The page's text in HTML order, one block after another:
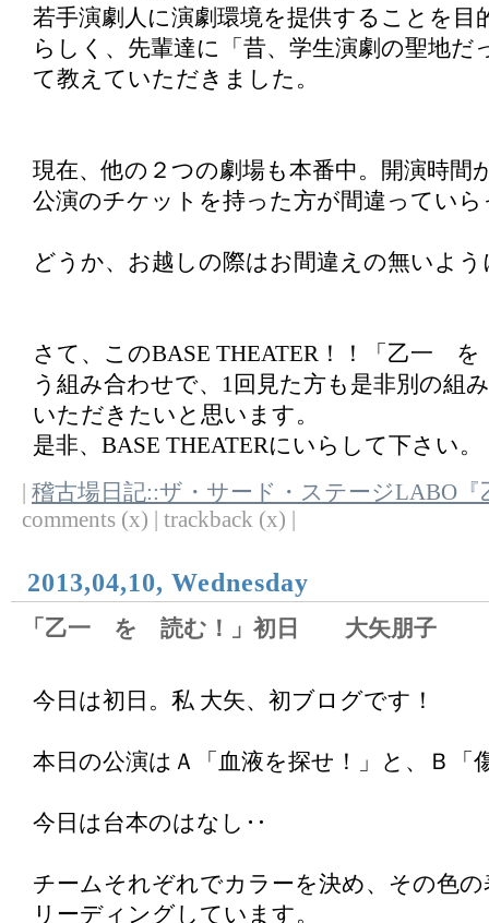
若手演劇人に演劇環境を提供することを目
らしく、先輩達に「昔、学生演劇の聖地だ
て教えていただきました。
現在、他の２つの劇場も本番中。開演時間
公演のチケットを持った方が間違ってい
どうか、お越しの際はお間違えの無いよう
さて、このBASE THEATER！！「乙一
う組み合わせで、1回見た方も是非別の組
いただきたいと思います。
是非、BASE THEATERにいらして下さい。
稽古場日記::ザ・サード・ステージLABO『
comments (x) | trackback (x) |
2013,04,10, Wednesday
「乙一 を 読む！」初日 大矢朋子
今日は初日。私 大矢、初ブログです！
本日の公演はＡ「血液を探せ！」と、Ｂ「
今日は台本のはなし‥
チームそれぞれでカラーを決め、その色
リーディングしています。